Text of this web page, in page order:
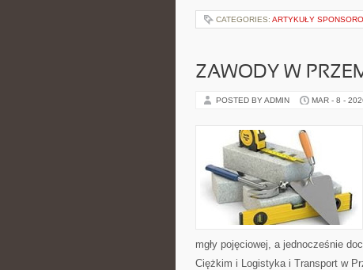
CATEGORIES: ARTYKUŁY
ZAWODY W
POSTED BY ADMIN MAR - 8 -
mgły pojęciowej, a jednocześnie
Ciężkim i Logistyka i Transport w